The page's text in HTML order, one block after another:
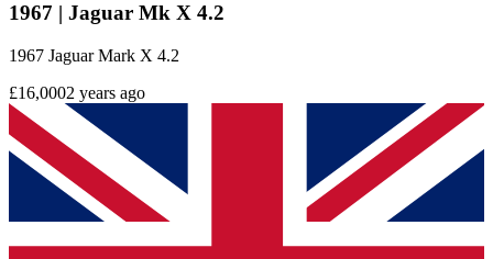
1967 | Jaguar Mk X 4.2
1967 Jaguar Mark X 4.2
£16,0002 years ago